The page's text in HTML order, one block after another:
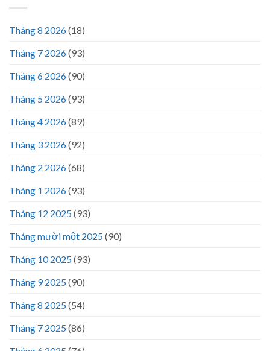
Tháng 8 2026(18)
Tháng 7 2026(93)
Tháng 6 2026(90)
Tháng 5 2026(93)
Tháng 4 2026(89)
Tháng 3 2026(92)
Tháng 2 2026(68)
Tháng 1 2026(93)
Tháng 12 2025(93)
Tháng mười một 2025(90)
Tháng 10 2025(93)
Tháng 9 2025(90)
Tháng 8 2025(54)
Tháng 7 2025(86)